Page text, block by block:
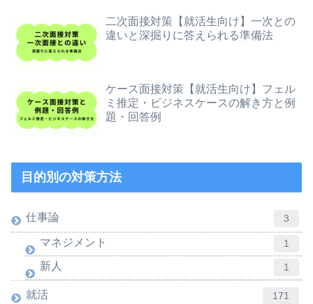
二次面接対策【就活生向け】一次との
違いと深掘りに答えられる準備法
ケース面接対策【就活生向け】フェル
ミ推定・ビジネスケースの解き方と例
題・回答例
目的別の対策方法
仕事論 3
マネジメント 1
新人 1
就活 171